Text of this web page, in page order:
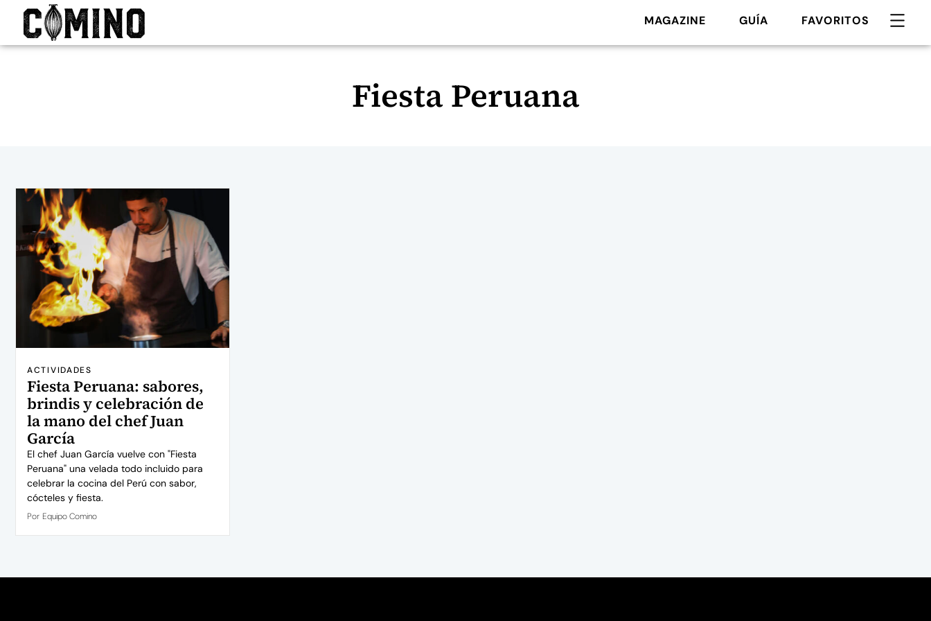
MAGAZINE GUÍA FAVORITOS
Fiesta Peruana
ACTIVIDADES
Fiesta Peruana: sabores,
brindis y celebración de
la mano del chef Juan
García
El chef Juan García vuelve con "Fiesta
Peruana" una velada todo incluido para
celebrar la cocina del Perú con sabor,
cócteles y fiesta.
Por Equipo Comino